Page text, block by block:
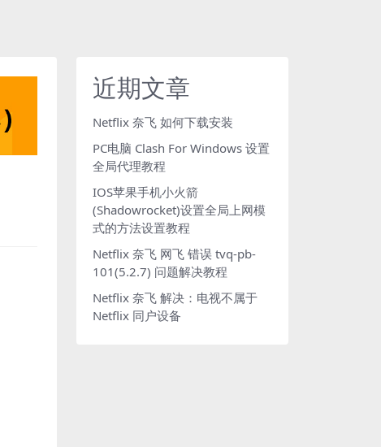
近期文章
Netflix 奈飞 如何下载安装
PC电脑 Clash For Windows 设置
全局代理教程
IOS苹果手机小火箭
(Shadowrocket)设置全局上网模
式的方法设置教程
Netflix 奈飞 网飞 错误 tvq-pb-
101(5.2.7) 问题解决教程
Netflix 奈飞 解决：电视不属于
Netflix 同户设备